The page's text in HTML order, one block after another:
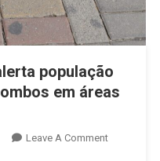
população
em áreas
Leave A CommentOn